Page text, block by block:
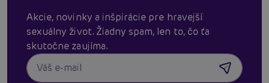
Akcie, novinky a inšpirácie pre hravejší
sexuálny život. Žiadny spam, len to, čo ťa
skutočne zaujíma.